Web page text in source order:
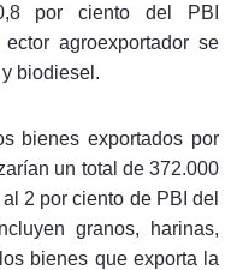
por ciento del PBI
agroexportador se
biodiesel.
bienes exportados por
un total de 372.000
2 por ciento de PBI del
granos, harinas,
bienes que exporta la